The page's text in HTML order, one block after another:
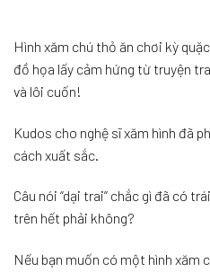
Hình xăm chú thỏ ăn chơi kỳ
đồ họa lấy cảm hứng từ truyện
và lôi cuốn!
Kudos cho nghệ sĩ xăm hình đã
cách xuất sắc.
Câu nói “dại trai” chắc gì đã có
trên hết phải không?
Nếu bạn muốn có một hình xăm